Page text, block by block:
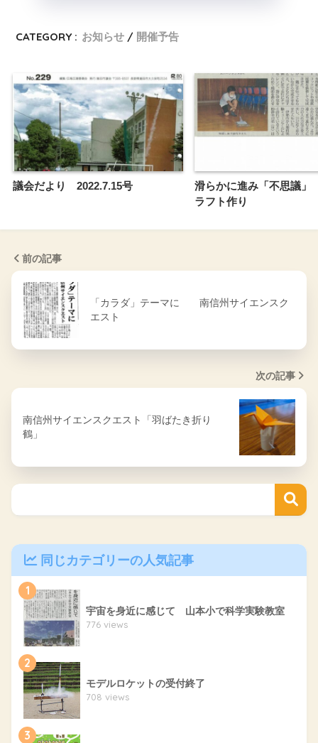
CATEGORY : お知らせ 開催予告
議会だより 2022.7.15号
滑らかに進み「不思議
ラフト作り
前の記事
「カラダ」テーマに 南信州サイエンスク
エスト
次の記事
南信州サイエンスクエスト「羽ばたき折り
鶴」
同じカテゴリーの人気記事
1
宇宙を身近に感じて 山本小で科学実験教室
776 views
2
モデルロケットの受付終了
708 views
3